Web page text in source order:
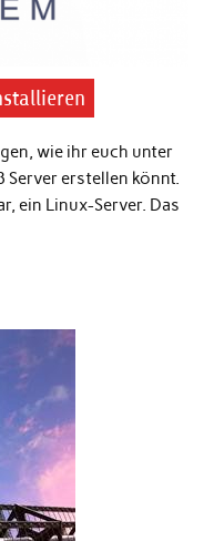
wie ihr euch unter
Server erstellen könnt.
ein Linux-Server. Das